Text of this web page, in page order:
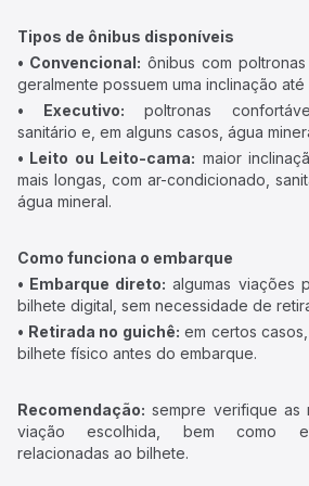
Tipos de ônibus disponíveis
• Convencional: ônibus com
geralmente possuem uma inclinação
• Executivo: poltronas
sanitário e, em alguns casos, água
• Leito ou Leito-cama: maior
mais longas, com ar-condicionado,
água mineral.
Como funciona o embarque
• Embarque direto: algumas viações
bilhete digital, sem necessidade de
• Retirada no guichê: em certos
bilhete físico antes do embarque.
Recomendação: sempre verifique as
viação escolhida, bem como
relacionadas ao bilhete.